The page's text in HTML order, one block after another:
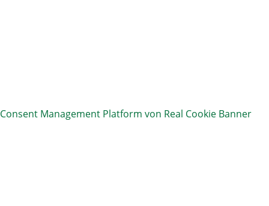
Consent Management Platform von Real Cookie Banner